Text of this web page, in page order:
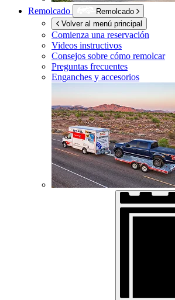
Remolcado
Remolcado
Volver al menú principal
Comienza una reservación
Videos instructivos
Consejos sobre cómo remolcar
Preguntas frecuentes
Enganches y accesorios